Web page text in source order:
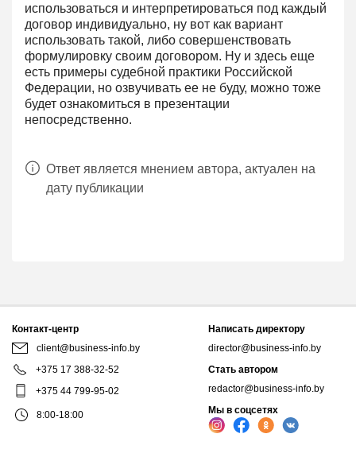
использоваться и интерпретироваться под каждый
договор индивидуально, ну вот как вариант
использовать такой, либо совершенствовать
формулировку своим договором. Ну и здесь еще
есть примеры судебной практики Российской
Федерации, но озвучивать ее не буду, можно тоже
будет ознакомиться в презентации
непосредственно.
Ответ является мнением автора, актуален на
дату публикации
Контакт-центр
client@business-info.by
+375 17 388-32-52
+375 44 799-95-02
8:00-18:00
Написать директору
director@business-info.by
Стать автором
redactor@business-info.by
Мы в соцсетях